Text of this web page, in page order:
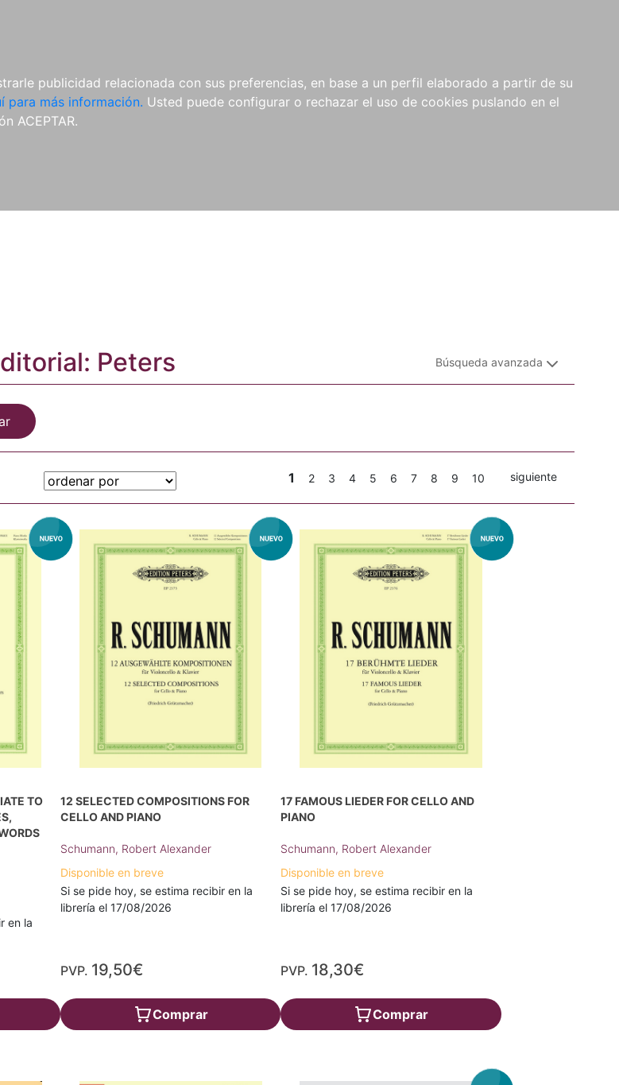
publicidad relacionada con sus preferencias, en base a un perfil elaborado a partir de su
para más información. Usted puede configurar o rechazar el uso de cookies puslando en el
ACEPTAR.
CDS Y
DVDS
MATERIAL
COMPLEMENTARIO
NOVEDADES NOTICIAS
COMPRAS
INSTITUCIONALES
Peters Búsqueda avanzada
1 2 3 4 5 6 7 8 9 10 siguiente
TO
en la
12 SELECTED COMPOSITIONS FOR
CELLO AND PIANO
Schumann, Robert Alexander
Disponible en breve
Si se pide hoy, se estima recibir en la
librería el 17/08/2026
PVP. 19,50€
Comprar
17 FAMOUS LIEDER FOR CELLO AND
PIANO
Schumann, Robert Alexander
Disponible en breve
Si se pide hoy, se estima recibir en la
librería el 17/08/2026
PVP. 18,30€
Comprar